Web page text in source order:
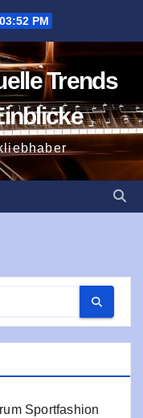
PM
Trends
Sportfashion